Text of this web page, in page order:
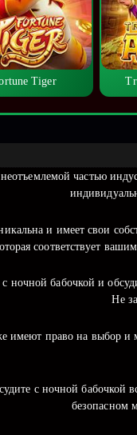
Tiger
частью
и имеет свои
соответствует
ночной бабочкой и
Не
право на выбор и
с ночной бабочкой
безопасном